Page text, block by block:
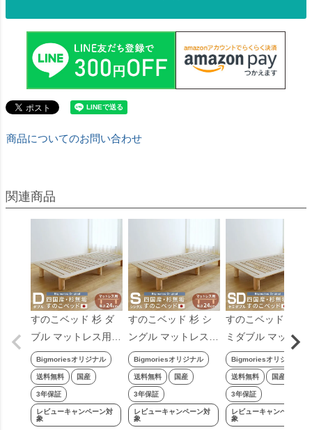
商品についてのお問い合わせ
すのこベッド 杉 ダ
ブル マットレス用高
さ24cm ベッドフレ
ーム 国産 無垢 天然
木 無塗装 スノコ す
のこ ベッド 日本製
ナチュラル D マット
Bigmoriesオリジナル
送料無料 国産
3年保証
レビューキャンペーン対
象
すのこベッド 杉 シ
ングル マットレス用
高さ24cmベッドフ
レーム 国産 無垢 天
然木 無塗装 スノコ
すのこ ベッド 日本
製 ナチュラル S マ
Bigmoriesオリジナル
送料無料 国産
3年保証
レビューキャンペーン対
象
すのこベッド 杉 セ
ミダブル マットレ
用高さ24cmベッド
フレーム 国産 無垢
天然木 無塗装 スノ
コ すのこ ベッド 日
本製 ナチュラル SD
Bigmoriesオリジナル
送料無料 国産
3年保証
レビューキャンペーン対
象